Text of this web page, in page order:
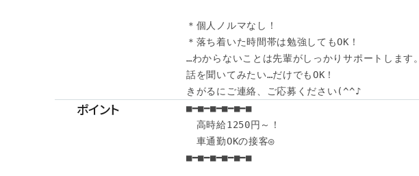
＊個人ノルマなし！
＊落ち着いた時間帯は勉強してもOK！
…わからないことは先輩がしっかりサポートします。
話を聞いてみたい…だけでもOK！
きがるにご連絡、ご応募ください(^^♪
ポイント
■━■━■━■━■━■
高時給1250円～！
車通勤OKの接客◎
■━■━■━■━■━■